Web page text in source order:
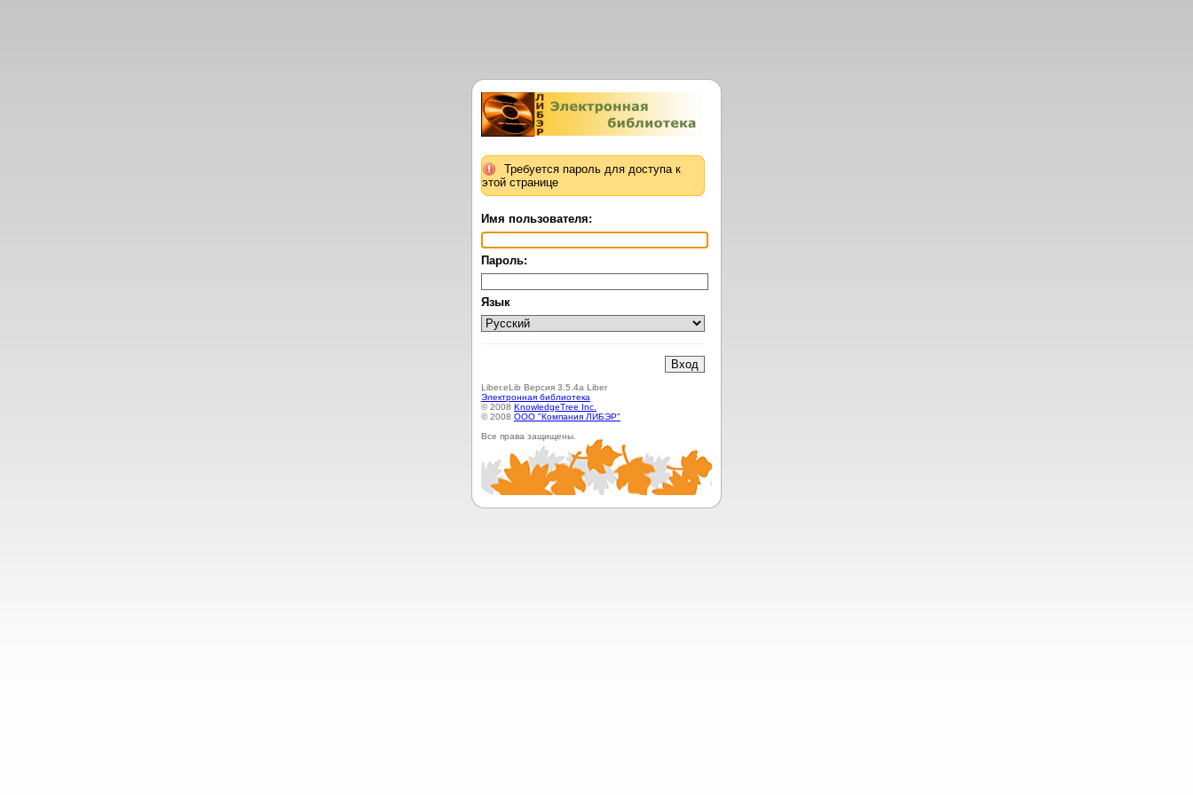
Требуется пароль для доступа к
этой странице
Имя пользователя:
Пароль:
Язык
Liber.eLib Версия 3.5.4a Liber
Электронная библиотека
© 2008 KnowledgeTree Inc.
© 2008 ООО "Компания ЛИБЭР"
Все права защищены.